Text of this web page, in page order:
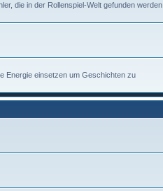
die in der Rollenspiel-Welt gefunden werden,
Energie einsetzen um Geschichten zu